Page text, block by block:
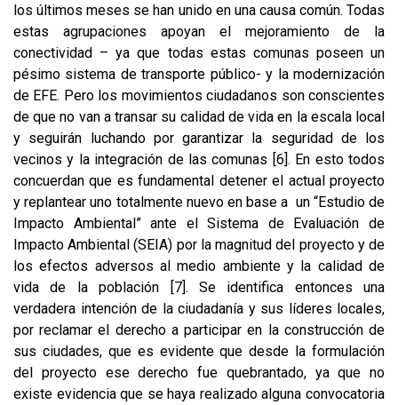
los últimos meses se han unido en una causa común. Todas
estas agrupaciones apoyan el mejoramiento de la
conectividad – ya que todas estas comunas poseen un
pésimo sistema de transporte público- y la modernización
de EFE. Pero los movimientos ciudadanos son conscientes
de que no van a transar su calidad de vida en la escala local
y seguirán luchando por garantizar la seguridad de los
vecinos y la integración de las comunas [6]. En esto todos
concuerdan que es fundamental detener el actual proyecto
y replantear uno totalmente nuevo en base a un “Estudio de
Impacto Ambiental” ante el Sistema de Evaluación de
Impacto Ambiental (SEIA) por la magnitud del proyecto y de
los efectos adversos al medio ambiente y la calidad de
vida de la población
[7]. Se identifica entonces una
verdadera intención de la ciudadanía y sus líderes locales,
por reclamar el derecho a participar en la construcción de
sus ciudades, que es evidente que desde la formulación
del proyecto ese derecho fue quebrantado, ya que no
existe evidencia que se haya realizado alguna convocatoria